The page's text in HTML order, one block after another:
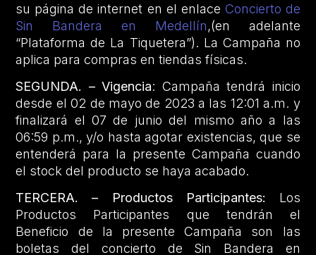
su página de internet en el enlace Concierto de
Sin Bandera en Medellín,(en adelante
“Plataforma de La Tiquetera”). La Campaña no
aplica para compras en tiendas físicas.
SEGUNDA. – Vigencia: Campaña tendrá inicio
desde el 02 de mayo de 2023 a las 12:01 a.m. y
finalizará el 07 de junio del mismo año a las
06:59 p.m., y/o hasta agotar existencias, que se
entenderá para la presente Campaña cuando
el stock del producto se haya acabado.
TERCERA. – Productos Participantes: Los
Productos Participantes que tendrán el
Beneficio de la presente Campaña son las
boletas del concierto de Sin Bandera en